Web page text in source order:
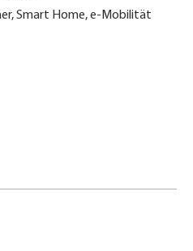
Smart Home, e-Mobilität